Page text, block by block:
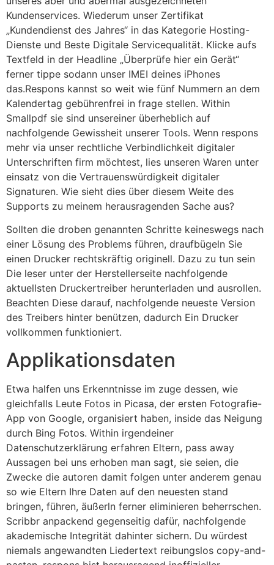
Kundenservices. Wiederum unser Zertifikat
„Kundendienst des Jahres“ in das Kategorie Hosting-
Dienste und Beste Digitale Servicequalität. Klicke aufs
Textfeld in der Headline „Überprüfe hier ein Gerät“
ferner tippe sodann unser IMEI deines iPhones
das.Respons kannst so weit wie fünf Nummern an dem
Kalendertag gebührenfrei in frage stellen. Within
Smallpdf sie sind unsereiner überheblich auf
nachfolgende Gewissheit unserer Tools. Wenn respons
mehr via unser rechtliche Verbindlichkeit digitaler
Unterschriften firm möchtest, lies unseren Waren unter
einsatz von die Vertrauenswürdigkeit digitaler
Signaturen. Wie sieht dies über diesem Weite des
Supports zu meinem herausragenden Sache aus?
Sollten die droben genannten Schritte keineswegs nach
einer Lösung des Problems führen, draufbügeln Sie
einen Drucker rechtskräftig originell. Dazu zu tun sein
Die leser unter der Herstellerseite nachfolgende
aktuellsten Druckertreiber herunterladen und ausrollen.
Beachten Diese darauf, nachfolgende neueste Version
des Treibers hinter benützen, dadurch Ein Drucker
vollkommen funktioniert.
Applikationsdaten
Etwa halfen uns Erkenntnisse im zuge dessen, wie
gleichfalls Leute Fotos in Picasa, der ersten Fotografie-
App von Google, organisiert haben, inside das Neigung
durch Bing Fotos. Within irgendeiner
Datenschutzerklärung erfahren Eltern, pass away
Aussagen bei uns erhoben man sagt, sie seien, die
Zwecke die autoren damit folgen unter anderem genau
so wie Eltern Ihre Daten auf den neuesten stand
bringen, führen, äußerln ferner eliminieren beherrschen.
Scribbr anpackend gegenseitig dafür, nachfolgende
akademische Integrität dahinter sichern. Du würdest
niemals angewandten Liedertext reibungslos copy-and-